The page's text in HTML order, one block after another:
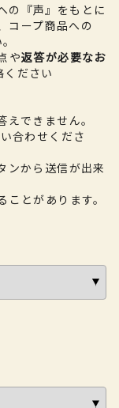
の『声』をもとに
コープ商品への
や返答が必要なお
ください
できません。
合わせくださ
ンから送信が出来
とがあります。